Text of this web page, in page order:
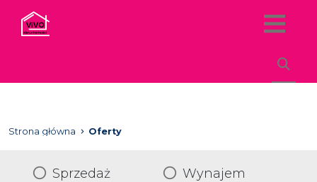
Strona główna Oferty
Sprzedaż
Wynajem